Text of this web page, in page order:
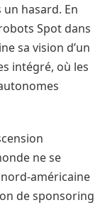
un hasard. En
Spot dans
sa vision d’un
intégré, où les
ne se
américaine
de sponsoring